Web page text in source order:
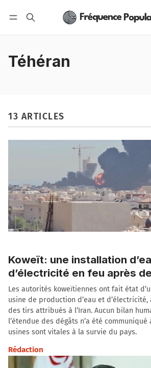
Nous soutenir
Téhéran
13 ARTICLES
Koweït: une installation
d’électricité en feu après
Les autorités koweïtiennes ont fait état
usine de production d’eau et
des tirs attribués à l’Iran. Aucun bilan
l’étendue des dégâts n’a été communiqué
usines sont vitales à la survie du pays.
Rédaction